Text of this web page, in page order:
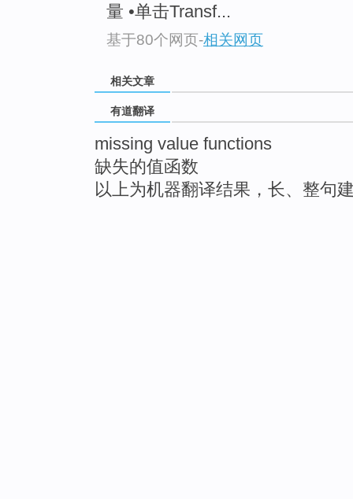
量 •单击Transf...
基于80个网页-相关网页
相关文章
有道翻译
missing value functions
缺失的值函数
以上为机器翻译结果，长、整句